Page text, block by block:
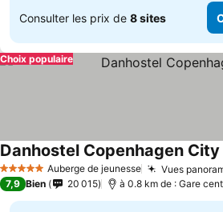
Consulter les prix de 8 sites
Choix populaire
5 Étoiles Auberge de jeunesse Vues
Danhostel Copenhagen City
7,9 Bien 20 015 à 0.8 km de : Gare